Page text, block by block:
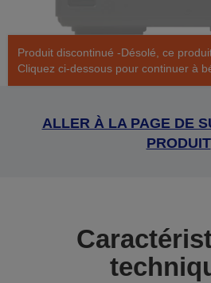
Produit discontinué -Désolé, ce
Cliquez ci-dessous pour continuer à
ALLER À LA PAGE DE
PRODUIT